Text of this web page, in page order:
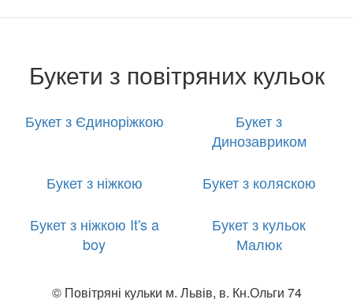
Букети з повітряних кульок
Букет з Єдиноріжкою
Букет з
Динозавриком
Букет з ніжкою Букет з коляскою
Букет з ніжкою It's a
boy
Букет з кульок
Малюк
© Повітряні кульки м. Львів, в. Кн.Ольги 74